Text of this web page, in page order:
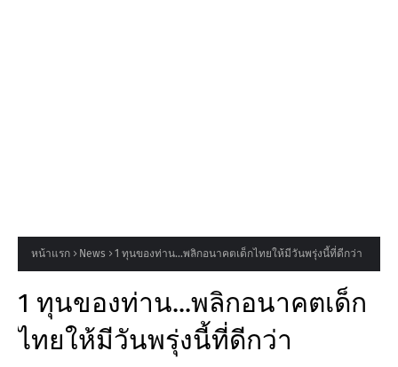
หน้าแรก News 1 ทุนของท่าน...พลิกอนาคตเด็กไทยให้มีวันพรุ่งนี้ที่ดีกว่า
1 ทุนของท่าน...พลิกอนาคตเด็ก
ไทยให้มีวันพรุ่งนี้ที่ดีกว่า